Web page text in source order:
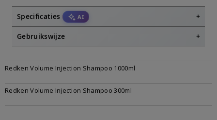
Redken Volume Injection Shampoo
Specificaties AI
Gebruikswijze
Gegroepeerde
Redken Volume Injection Shampoo 1000ml
Redken Volume Injection Shampoo 300ml